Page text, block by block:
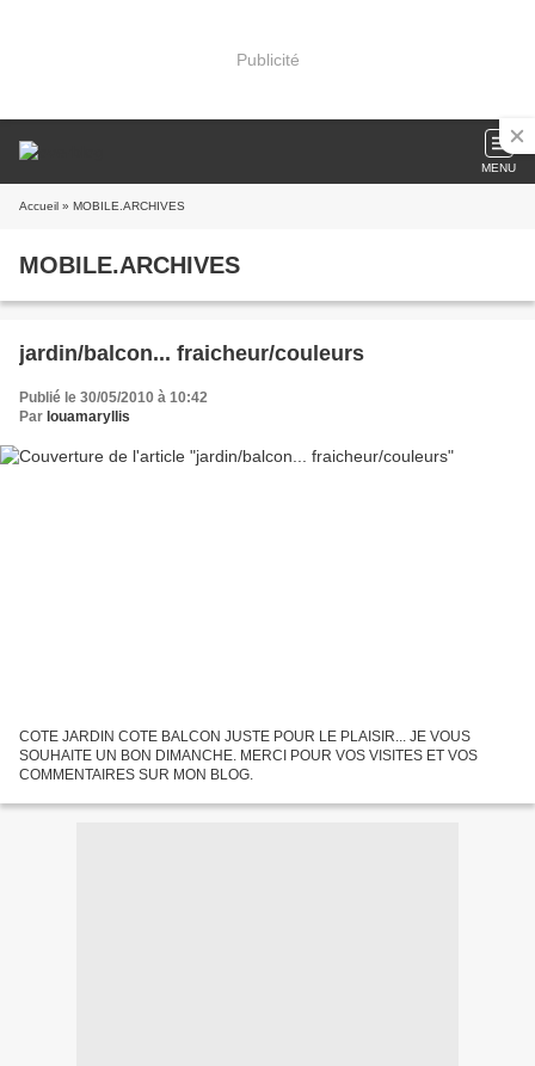
Publicité
MENU
Accueil » MOBILE.ARCHIVES
MOBILE.ARCHIVES
jardin/balcon... fraicheur/couleurs
Publié le 30/05/2010 à 10:42
Par louamaryllis
COTE JARDIN COTE BALCON JUSTE POUR LE PLAISIR... JE VOUS
SOUHAITE UN BON DIMANCHE. MERCI POUR VOS VISITES ET VOS
COMMENTAIRES SUR MON BLOG.